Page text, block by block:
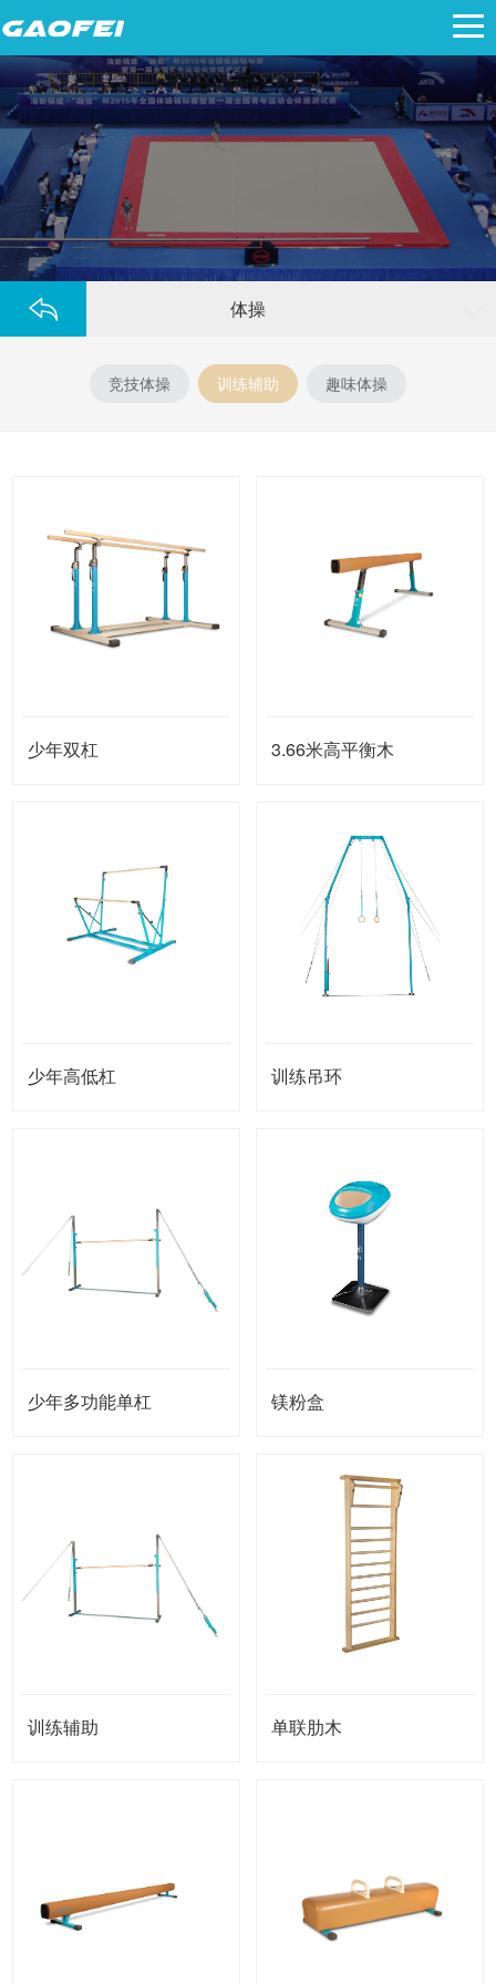
体操
竞技体操 训练辅助 趣味体操
少年双杠 3.66米高平衡木
少年高低杠 训练吊环
少年多功能单杠 镁粉盒
训练辅助 单联肋木